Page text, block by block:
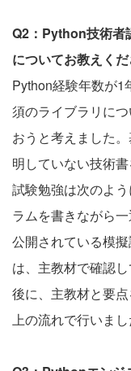
Q2：Python技術者
についてお教えくだ
Python経験年数が1
須のライブラリに
おうと考えました
明していない技術
試験勉強は次のよ
ラムを書きながら
公開されている模
は、主教材で確認
後に、主教材と要
上の流れで行いまし